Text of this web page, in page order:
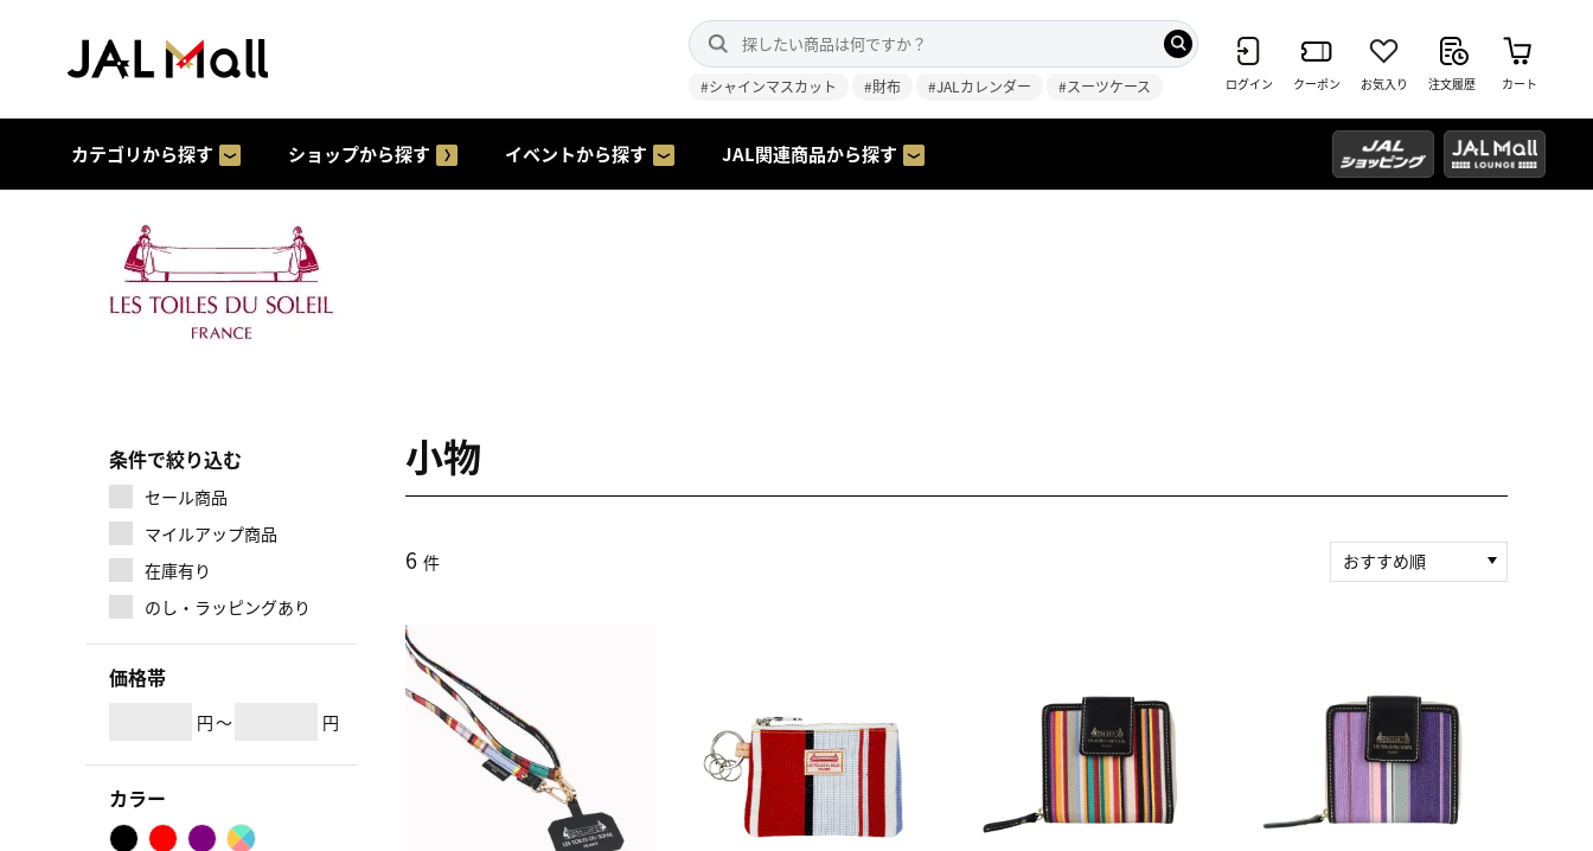
#シャインマスカット #財布 #JALカレンダー #スーツケース ログイン クーポン お気入り 注文履歴 カート
カテゴリから探す ショップから探す イベントから探す JAL関連商品から探す
マイルアップ商品
条件で絞り込む
セール商品
在庫有り
のし・ラッピングあり
価格帯
円～ 円
カラー
小物
6 件
おすすめ順
レビュー件数（多い
順）
レビュー評価（高い
順）
価格（安い順）
価格（高い順）